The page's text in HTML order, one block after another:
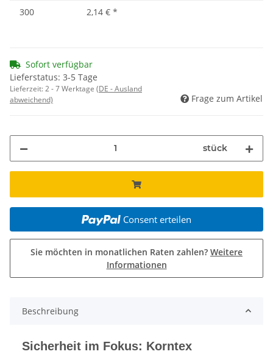
300
2,14 € *
Sofort verfügbar
Lieferstatus: 3-5 Tage
Lieferzeit:2 - 7 Werktage (DE - Ausland
abweichend)
Frage zum Artikel
stück
Consent erteilen
Sie möchten in monatlichen Raten zahlen? Weitere
Informationen
Beschreibung
Sicherheit im Fokus: Korntex